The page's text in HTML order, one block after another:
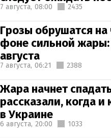
7 августа, 08:00 2435
Грозы обрушатся на
фоне сильной жары:
августа
7 августа, 06:21 2388
Жара начнет
рассказали, когда и
в Украине
6 августа, 20:00 1033